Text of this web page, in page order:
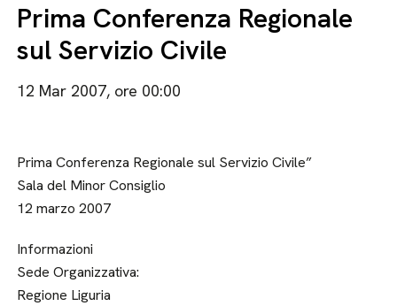
Prima Conferenza Regionale
sul Servizio Civile
12 Mar 2007, ore 00:00
Prima Conferenza Regionale sul Servizio Civile”
Sala del Minor Consiglio
12 marzo 2007
Informazioni
Sede Organizzativa:
Regione Liguria